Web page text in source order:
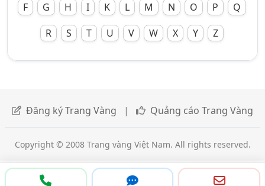
F
G H I K L M N O P
Q
R
S T U V W X Y Z
Đăng ký Trang Vàng | Quảng cáo Trang Vàng
Copyright © 2008 Trang vàng Việt Nam. All rights reserved.